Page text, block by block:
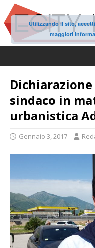
sindaco in
urbanistica
Gennaio 3, 2017
Utilizzando il sito,
maggiori